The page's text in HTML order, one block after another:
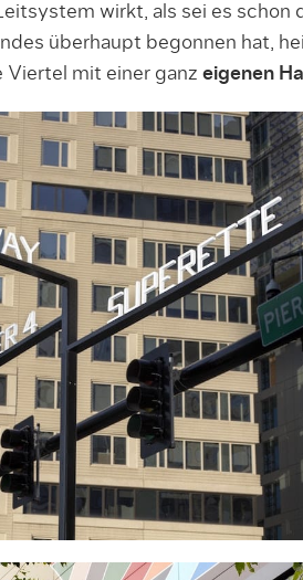
wirkt, als sei es schon
überhaupt begonnen hat,
Viertel mit einer ganz eigenen